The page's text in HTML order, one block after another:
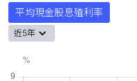
平均現金股息殖利率
近5年